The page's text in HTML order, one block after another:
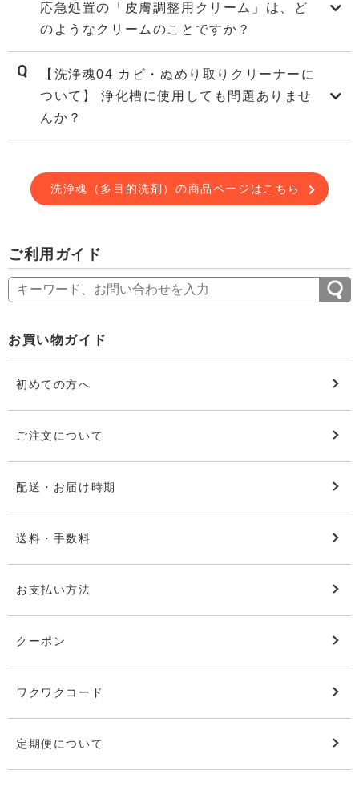
ご利用ガイド
お買い物ガイド
初めての方へ
ご注文について
配送・お届け時期
送料・手数料
お支払い方法
クーポン
ワクワクコード
定期便について
応急処置の「皮膚調整用クリーム」は、ど
のようなクリームのことですか？
【洗浄魂04 カビ・ぬめり取りクリーナーに
ついて】 浄化槽に使用しても問題ありませ
んか？
洗浄魂（多目的洗剤）の商品ページはこちら